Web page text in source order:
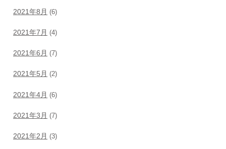
2021年8月 (6)
2021年7月 (4)
2021年6月 (7)
2021年5月 (2)
2021年4月 (6)
2021年3月 (7)
2021年2月 (3)